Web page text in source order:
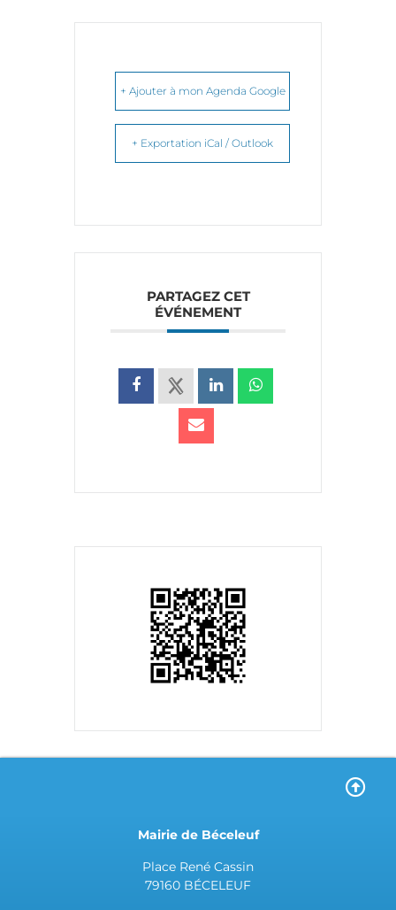
+ Ajouter à mon Agenda Google
+ Exportation iCal / Outlook
PARTAGEZ CET
ÉVÉNEMENT
Mairie de Béceleuf
Place René Cassin
79160 BÉCELEUF